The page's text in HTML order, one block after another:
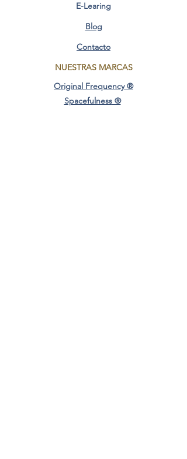
E-Learing
Blog
Contacto
NUESTRAS MARCAS
Original Frequency ®
Spacefulness®